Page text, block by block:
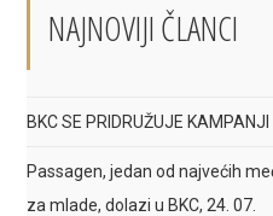
NAJNOVIJI ČLANCI
BKC SE PRIDRUŽUJE KAMPANJI
Passagen, jedan od najvećih
za mlade, dolazi u BKC, 24. 07.